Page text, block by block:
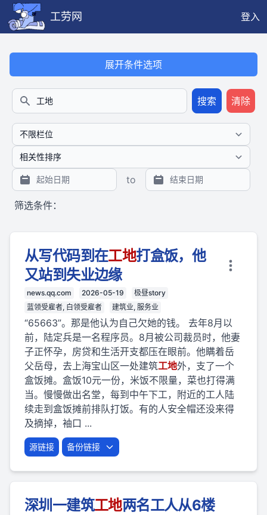
工劳网
登入
展开条件选项
搜索
搜索 清除
to
筛选条件：
从写代码到在工地打盒饭，他
又站到失业边缘
news.qq.com 2026-05-19
极昼story
蓝领受雇者, 白领受雇者
建筑业, 服务业
“65663”。那是他认为自己欠她的钱。 去年8月以
前，陆定兵是一名程序员。8月被公司裁员时，他妻
子正怀孕，房贷和生活开支都压在眼前。他瞒着岳
父岳母，去上海宝山区一处建筑工地外，支了一个
盒饭摊。盒饭10元一份，米饭不限量，菜也打得满
当。慢慢做出名堂，每到中午下工，附近的工人陆
续走到盒饭摊前排队打饭。有的人安全帽还没来得
及摘掉，袖口 ...
源链接 备份链接
深圳一建筑工地两名工人从6楼